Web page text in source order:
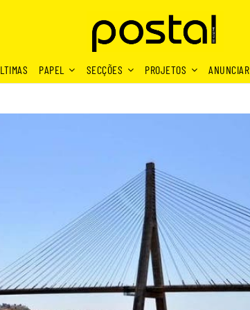
PAPEL SECÇÕES PROJETOS ANUNCIAR